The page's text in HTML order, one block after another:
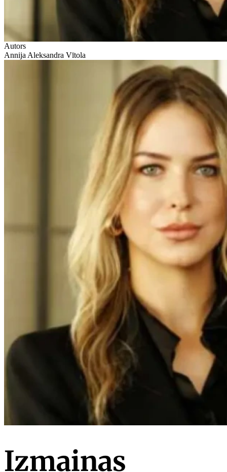
Autors
Annija Aleksandra Vītola
Izmaiņas